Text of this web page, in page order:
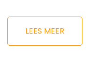
LEES MEER